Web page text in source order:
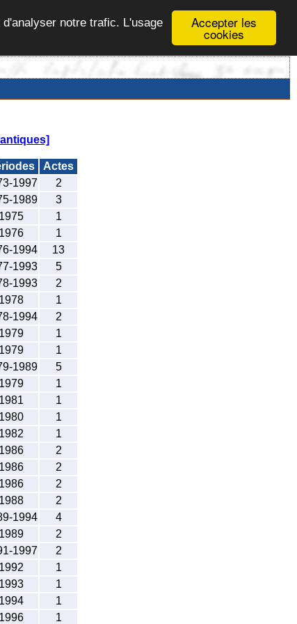
Accepter les
cookies
notre trafic. L'usage
Actes
1997
2
1989
3
1975
1
1976
1
1994
13
1993
5
1993
2
1978
1
1994
2
1979
1
1979
1
1989
5
1979
1
1981
1
1980
1
1982
1
1986
2
1986
2
1986
2
1988
2
1994
4
1989
2
1997
2
1992
1
1993
1
1994
1
1996 1